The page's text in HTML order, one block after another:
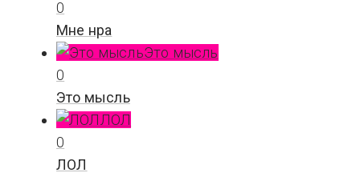
0
Мне нра
Это мысль
0
Это мысль
ЛОЛ
0
ЛОЛ